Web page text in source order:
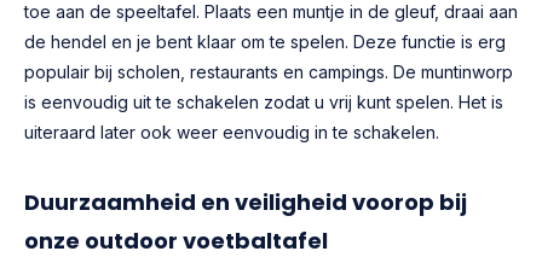
toe aan de speeltafel. Plaats een muntje in de gleuf, draai aan
de hendel en je bent klaar om te spelen. Deze functie is erg
populair bij scholen, restaurants en campings. De muntinworp
is eenvoudig uit te schakelen zodat u vrij kunt spelen. Het is
uiteraard later ook weer eenvoudig in te schakelen.
Duurzaamheid en veiligheid voorop bij
onze outdoor voetbaltafel